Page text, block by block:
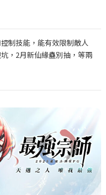
制技能，能有效限制敵人
，2月新仙緣蠱別抽，等兩